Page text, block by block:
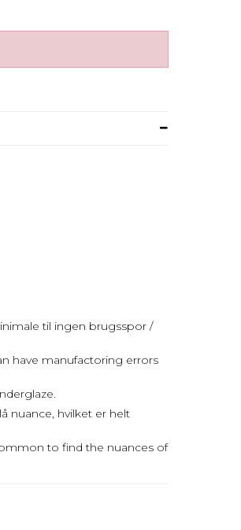
til ingen brugsspor /
have manufactoring errors
nuance, hvilket er helt
to find the nuances of